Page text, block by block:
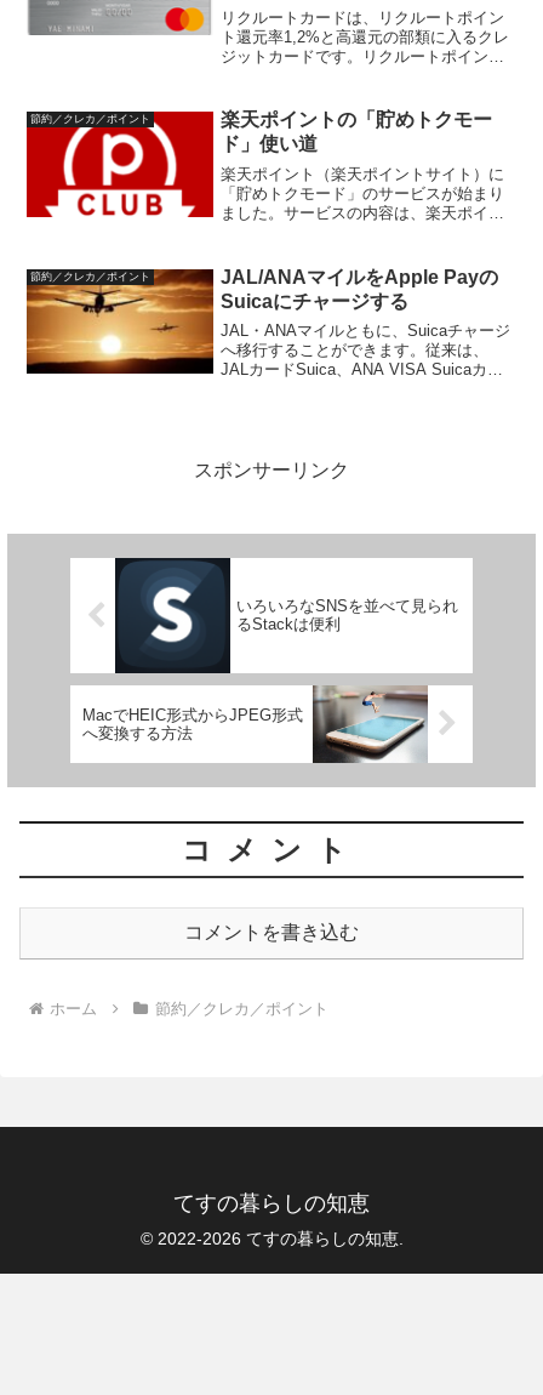
リクルートカードは、リクルートポイン
ト還元率1,2%と高還元の部類に入るクレ
ジットカードです。リクルートポイント
ンドにより少し条件が違うので、入会申
し込みの前に検...
節約／クレカ／ポイント
楽天ポイントの「貯めトクモー
ド」使い道
楽天ポイント（楽天ポイントサイト）に
「貯めトクモード」のサービスが始まり
ました。サービスの内容は、楽天ポイン
1日1回自動的に通常ポイントが毎日0時頃
にすべて「利息プラ...
節約／クレカ／ポイント
JAL/ANAマイルをApple Payの
Suicaにチャージする
JAL・ANAマイルともに、Suicaチャージ
へ移行することができます。従来は、
JALカードSuica、ANA VISA Suicaカー
スポンサーリンク
いろいろなSNSを並べて見られ
るStackは便利
MacでHEIC形式からJPEG形式
へ変換する方法
コメント
コメントを書き込む
ホーム 節約／クレカ／ポイント
てすの暮らしの知恵
© 2022-2026 てすの暮らしの知恵.